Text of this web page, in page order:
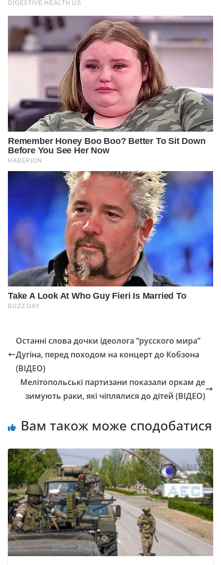
Останні слова дочки ідеолога “русского мира”
Дугіна, перед походом на концерт до Кобзона
(ВІДЕО)
Мелітопольські партизани показали оркам де
зимують раки, які чіплялися до дітей (ВІДЕО)
Вам також може сподобатися